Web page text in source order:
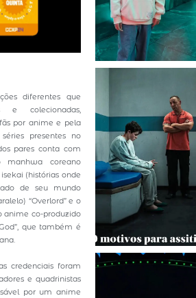
diferentes que
e colecionadas,
por anime e pela
presentes no
pares conta com
manhwa coreano
(histórias onde
de seu mundo
“Overlord” e o
anime co-produzido
que também é
credenciais foram
e quadrinistas
por um anime